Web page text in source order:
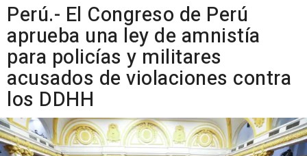
Perú.- El Congreso de Perú
aprueba una ley de amnistía
para policías y militares
acusados de violaciones contra
los DDHH